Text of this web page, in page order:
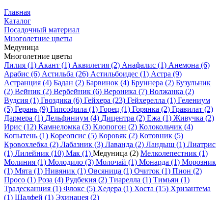
Главная
Каталог
Посадочный материал
Многолетние цветы
Медуница
Многолетние цветы
Лилия (1) Акант (1) Аквилегия (2) Анафалис (1) Анемона (6)
Арабис (6) Астильба (26) Астильбоидес (1) Астра (9)
Астранция (4) Бадан (2) Барвинок (4) Бруннера (2) Бузульник
(2) Вейник (2) Вербейник (6) Вероника (7) Волжанка (2)
Вудсия (1) Гвоздика (6) Гейхера (23) Гейхерелла (1) Гелениум
(5) Герань (9) Гипсофила (1) Горец (1) Горянка (2) Гравилат (2)
Дармера (1) Дельфиниум (4) Дицентра (2) Ежа (1) Живучка (2)
Ирис (12) Камнеломка (3) Клопогон (2) Колокольчик (4)
Копытень (1) Кореопсис (5) Коровяк (2) Котовник (5)
Кровохлебка (2) Лабазник (3) Лаванда (2) Ландыш (1) Лиатрис
(1) Лилейник (10) Мак (1) Медуница (2) Мелколепестник (1)
Молиния (1) Молодило (3) Молочай (1) Монарда (1) Морозник
(1) Мята (1) Нивяник (1) Овсяница (1) Очиток (1) Пион (2)
Просо (1) Роза (4) Рудбекия (2) Тиарелла (1) Тимьян (1)
Традесканция (1) Флокс (5) Хедера (1) Хоста (15) Хризантема
(1) Шалфей (1) Эхинацея (2)